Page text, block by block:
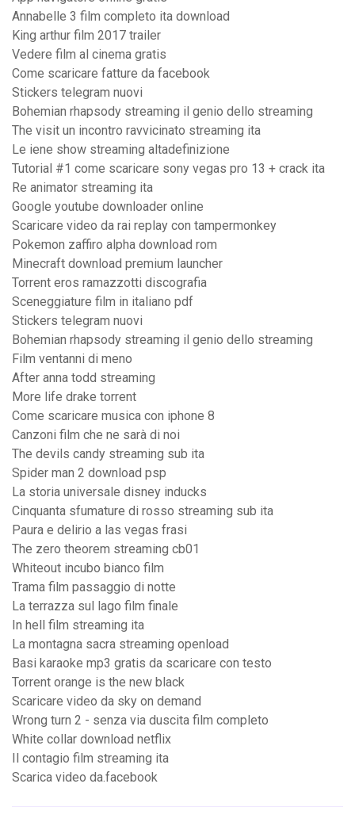
Annabelle 3 film completo ita download
King arthur film 2017 trailer
Vedere film al cinema gratis
Come scaricare fatture da facebook
Stickers telegram nuovi
Bohemian rhapsody streaming il genio dello streaming
The visit un incontro ravvicinato streaming ita
Le iene show streaming altadefinizione
Tutorial #1 come scaricare sony vegas pro 13 + crack ita
Re animator streaming ita
Google youtube downloader online
Scaricare video da rai replay con tampermonkey
Pokemon zaffiro alpha download rom
Minecraft download premium launcher
Torrent eros ramazzotti discografia
Sceneggiature film in italiano pdf
Stickers telegram nuovi
Bohemian rhapsody streaming il genio dello streaming
Film ventanni di meno
After anna todd streaming
More life drake torrent
Come scaricare musica con iphone 8
Canzoni film che ne sarà di noi
The devils candy streaming sub ita
Spider man 2 download psp
La storia universale disney inducks
Cinquanta sfumature di rosso streaming sub ita
Paura e delirio a las vegas frasi
The zero theorem streaming cb01
Whiteout incubo bianco film
Trama film passaggio di notte
La terrazza sul lago film finale
In hell film streaming ita
La montagna sacra streaming openload
Basi karaoke mp3 gratis da scaricare con testo
Torrent orange is the new black
Scaricare video da sky on demand
Wrong turn 2 - senza via duscita film completo
White collar download netflix
Il contagio film streaming ita
Scarica video da.facebook